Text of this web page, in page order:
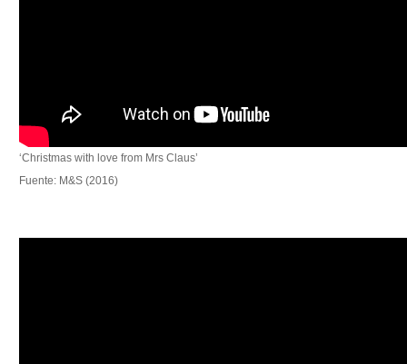
‘Christmas with love from Mrs Claus’
Fuente: M&S (2016)